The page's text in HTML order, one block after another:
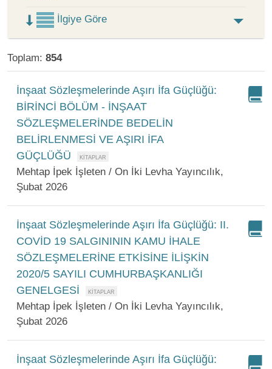
İlgiye Göre
Toplam: 854
İnşaat Sözleşmelerinde Aşırı İfa Güçlüğü:
BİRİNCİ BÖLÜM - İNŞAAT
SÖZLEŞMELERİNDE BEDELİN
BELİRLENMESİ VE AŞIRI İFA
GÜÇLÜĞÜ
Mehtap İpek İşleten / On İki Levha Yayıncılık,
Şubat 2026
İnşaat Sözleşmelerinde Aşırı İfa Güçlüğü: II.
COVİD 19 SALGINININ KAMU İHALE
SÖZLEŞMELERİNE ETKİSİNE İLİŞKİN
2020/5 SAYILI CUMHURBAŞKANLIĞI
GENELGESİ
Mehtap İpek İşleten / On İki Levha Yayıncılık,
Şubat 2026
İnşaat Sözleşmelerinde Aşırı İfa Güçlüğü: